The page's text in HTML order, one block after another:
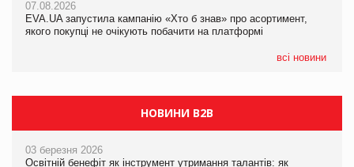
07.08.2026
EVA.UA запустила кампанію «Хто б знав» про асортимент,
якого покупці не очікують побачити на платформі
всі новини
07.08.2026
EVA.UA запустила кампанію «Хто б знав» про асортимент,
якого покупці не очікують побачити на платформі
НОВИНИ B2B
03 березня 2026
Освітній бенефіт як інструмент утримання талантів: як